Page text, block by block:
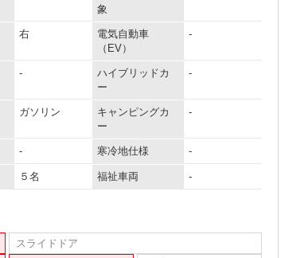
象
右
電気自動車
（EV）
-
-
ハイブリッドカ
ー
-
ガソリン
キャンピングカ
ー
-
- 寒冷地仕様 -
５名 福祉車両 -
スライドドア